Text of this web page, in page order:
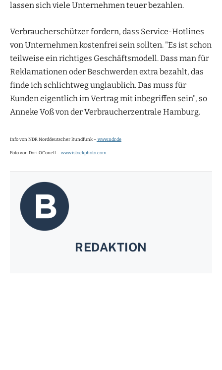
lassen sich viele Unternehmen teuer bezahlen.
Verbraucherschützer fordern, dass Service-Hotlines
von Unternehmen kostenfrei sein sollten. "Es ist schon
teilweise ein richtiges Geschäftsmodell. Dass man für
Reklamationen oder Beschwerden extra bezahlt, das
finde ich schlichtweg unglaublich. Das muss für
Kunden eigentlich im Vertrag mit inbegriffen sein", so
Anneke Voß von der Verbraucherzentrale Hamburg.
Info von NDR Norddeutscher Rundfunk – www.ndr.de
Foto von Dori OConell – www.istockphoto.com
REDAKTION